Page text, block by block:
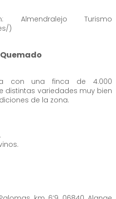
Almendralejo Turismo
)
con una finca de 4.000
distintas variedades muy bien
de la zona.